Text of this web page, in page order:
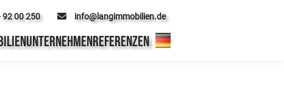
92 00 250 info@langimmobilien.de
UNTERNEHMENREFERENZEN